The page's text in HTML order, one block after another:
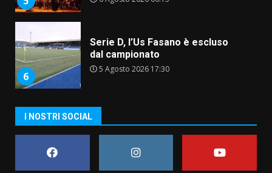
6
Serie D, l’Us Fasano è escluso
dal campionato
5 Agosto 2026 17:30
Truffatori in azione nelle
I NOSTRI SOCIAL